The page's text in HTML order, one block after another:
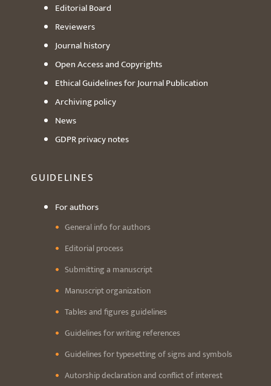
Editorial Board
Reviewers
Journal history
Open Access and Copyrights
Ethical Guidelines for Journal Publication
Archiving policy
News
GDPR privacy notes
GUIDELINES
For authors
General info for authors
Editorial process
Submitting a manuscript
Manuscript organization
Tables and figures guidelines
Guidelines for writing references
Guidelines for typesetting of signs and symbols
Autorship declaration and conflict of interest